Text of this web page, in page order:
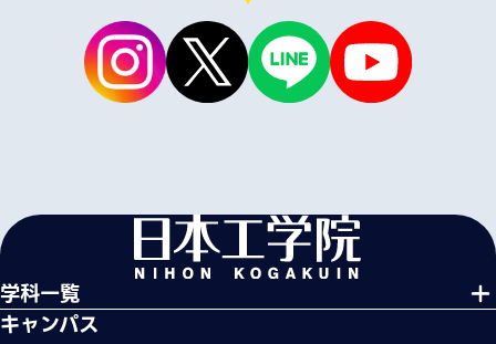
学科一覧
キャンパス